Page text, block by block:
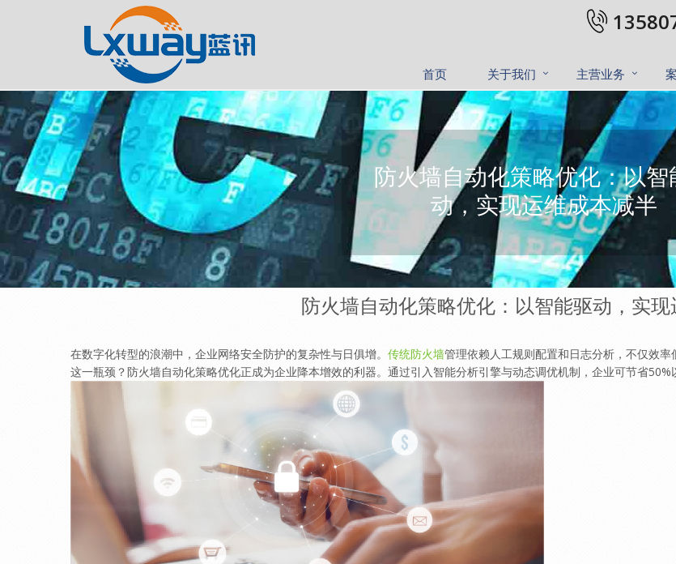
首页 关于我们 主营业务
防火墙自动化策略优化：以智
动，实现运维成本减半
防火墙自动化策略优化：以智能驱动，实
在数字化转型的浪潮中，企业网络安全防护的复杂性与日俱增。 传统防火墙管理依赖人工规则配置和日志分析，不仅效
这一瓶颈？防火墙自动化策略优化正成为企业降本增效的利器。通过引入智能分析引擎与动态调优机制，企业可节省50%